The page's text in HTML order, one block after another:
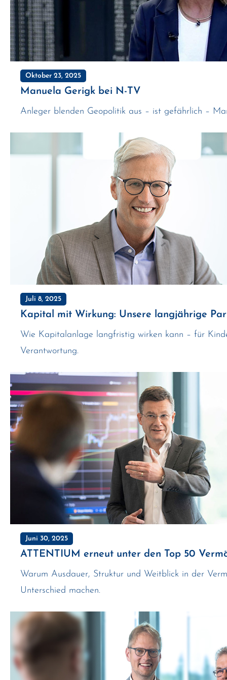
Oktober 23, 2025
Manuela Gerigk bei N-TV
Anleger blenden Geopolitik aus – ist gefährlich –
Juli 8, 2025
Kapital mit Wirkung: Unsere langjährige
Wie Kapitalanlage langfristig wirken kann – für
Verantwortung.
Juni 30, 2025
ATTENTIUM erneut unter den Top 50
Warum Ausdauer, Struktur und Weitblick in der
Unterschied machen.